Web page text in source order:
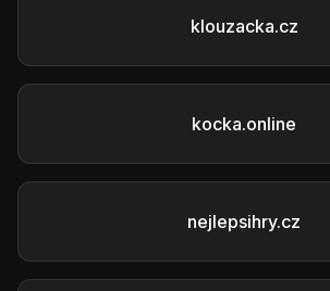
klouzacka.cz
kocka.online
nejlepsihry.cz